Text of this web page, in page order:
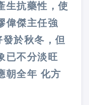
生抗藥性，使
偉傑主任強
於秋冬，但
已不分淡旺
朝全年 化方